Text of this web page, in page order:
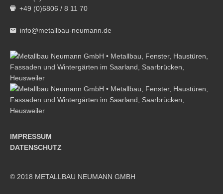
+49 (0)6806 / 8 11 70
info@metallbau-neumann.de
IMPRESSUM
DATENSCHUTZ
© 2018 METALLBAU NEUMANN GMBH